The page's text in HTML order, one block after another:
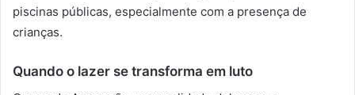
piscinas públicas, especialmente com a presença de
crianças.
Quando o lazer se transforma em luto